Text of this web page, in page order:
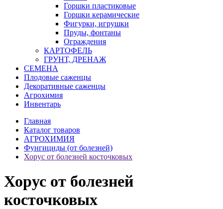
Горшки пластиковые
Горшки керамические
Фигурки, игрушки
Пруды, фонтаны
Ограждения
КАРТОФЕЛЬ
ГРУНТ, ДРЕНАЖ
СЕМЕНА
Плодовые саженцы
Декоративные саженцы
Агрохимия
Инвентарь
Главная
Каталог товаров
АГРОХИМИЯ
Фунгициды (от болезней)
Хорус от болезней косточковых
Хорус от болезней
косточковых